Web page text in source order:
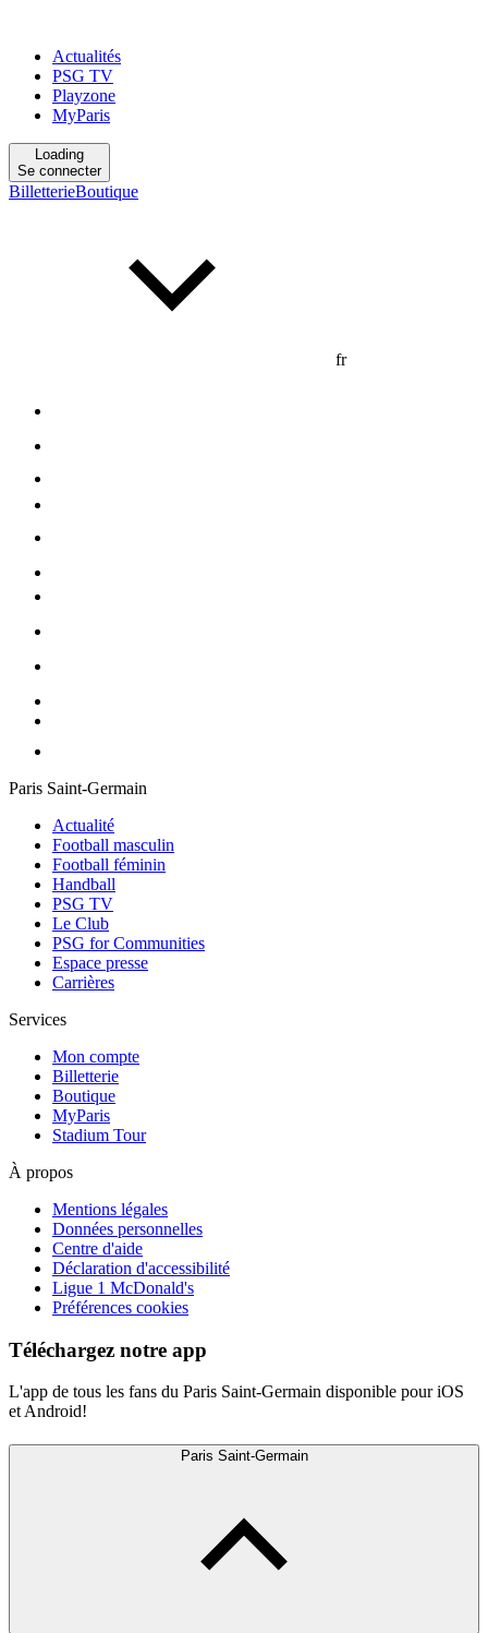
Actualités
PSG TV
Playzone
MyParis
Loading
Se connecter
BilletterieBoutique
fr
Paris Saint-Germain
Actualité
Football masculin
Football féminin
Handball
PSG TV
Le Club
PSG for Communities
Espace presse
Carrières
Services
Mon compte
Billetterie
Boutique
MyParis
Stadium Tour
À propos
Mentions légales
Données personnelles
Centre d'aide
Déclaration d'accessibilité
Ligue 1 McDonald's
Préférences cookies
Téléchargez notre app
L'app de tous les fans du Paris Saint-Germain disponible pour iOS
et Android!
Paris Saint-Germain